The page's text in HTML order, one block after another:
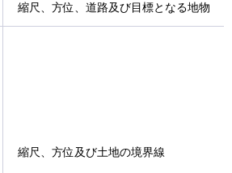
縮尺、方位、道路及び目標となる地物
縮尺、方位及び土地の境界線